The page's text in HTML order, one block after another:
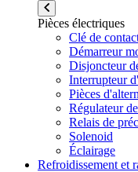
Pièces électriques
Clé de
Démarreur
Disjoncteur
Interrupteur
Pièces
Régulateur
Relais de
Solenoid
Éclairage
Refroidissement et